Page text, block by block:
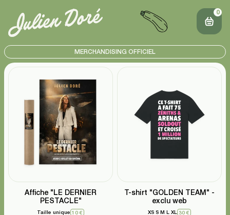
MERCHANDISING OFFICIEL
Affiche "LE DERNIER
PESTACLE"
Taille unique 10 €
T-shirt "GOLDEN TEAM" -
exclu web
XS S M L XL 30 €
0